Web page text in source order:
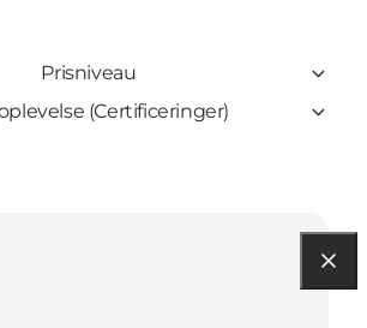
Prisniveau
(Certificeringer)